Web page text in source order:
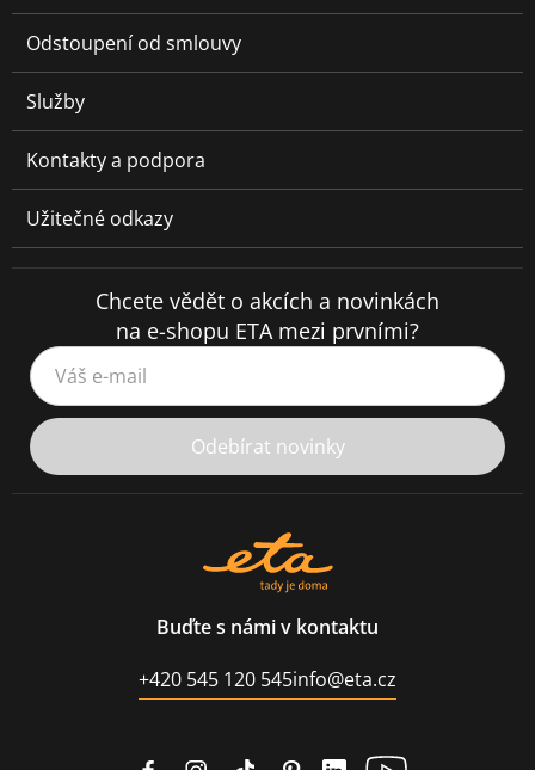
Odstoupení od smlouvy
Služby
Kontakty a podpora
Užitečné odkazy
Chcete vědět o akcích a novinkách
na e-shopu ETA mezi prvními?
Váš e-mail
Odebírat novinky
Buďte s námi v kontaktu
+420 545 120 545info@eta.cz